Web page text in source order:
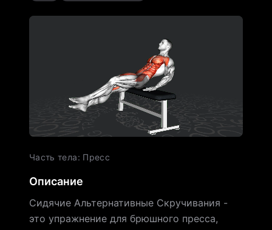
Часть тела: Пресс
Описание
Сидячие Альтернативные Скручивания -
это упражнение для брюшного пресса,